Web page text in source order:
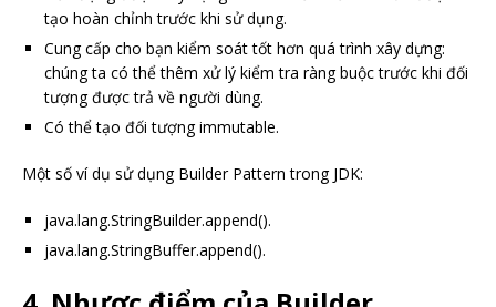
tạo hoàn chỉnh trước khi sử dụng.
Cung cấp cho bạn kiểm soát tốt hơn quá trình xây dựng:
chúng ta có thể thêm xử lý kiểm tra ràng buộc trước khi đối
tượng được trả về người dùng.
Có thể tạo đối tượng immutable.
Một số ví dụ sử dụng Builder Pattern trong JDK:
java.lang.StringBuilder.append().
java.lang.StringBuffer.append().